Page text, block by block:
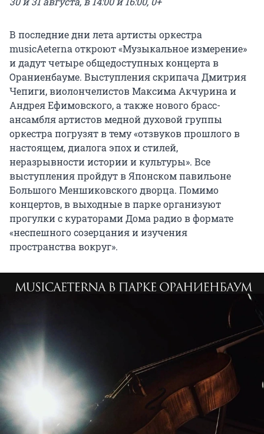
В последние дни лета артисты оркестра
musicAeterna откроют «Музыкальное измерение»
и дадут четыре общедоступных концерта в
Ораниенбауме. Выступления скрипача Дмитрия
Чепиги, виолончелистов Максима Акчурина и
Андрея Ефимовского, а также нового брасс-
ансамбля артистов медной духовой группы
оркестра погрузят в тему «отзвуков прошлого в
настоящем, диалога эпох и стилей,
неразрывности истории и культуры». Все
выступления пройдут в Японском павильоне
Большого Меншиковского дворца. Помимо
концертов, в выходные в парке организуют
прогулки с кураторами Дома радио в формате
«неспешного созерцания и изучения
пространства вокруг».